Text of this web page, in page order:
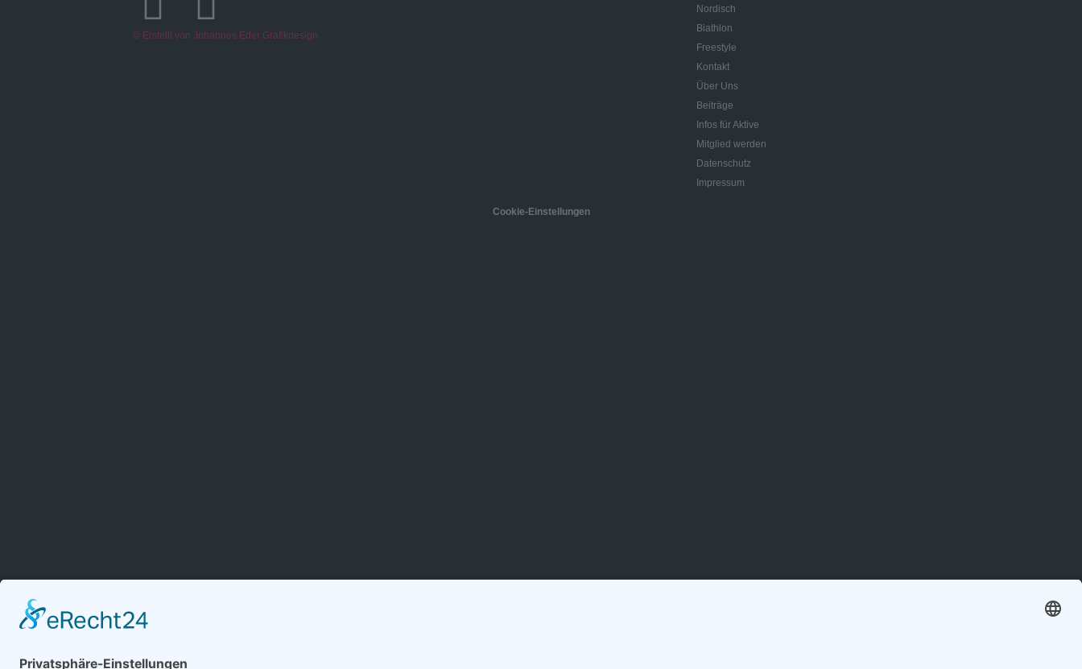
© Erstellt von Johannes Eder Grafikdesign
Nordisch
Biathlon
Freestyle
Kontakt
Über Uns
Beiträge
Infos für Aktive
Mitglied werden
Datenschutz
Impressum
Cookie-Einstellungen